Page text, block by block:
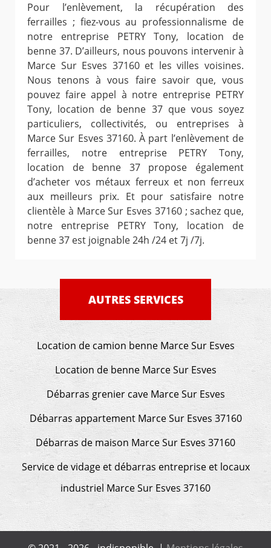
Pour l’enlèvement, la récupération des
ferrailles ; fiez-vous au professionnalisme de
notre entreprise PETRY Tony, location de
benne 37. D’ailleurs, nous pouvons intervenir à
Marce Sur Esves 37160 et les villes voisines.
Nous tenons à vous faire savoir que, vous
pouvez faire appel à notre entreprise PETRY
Tony, location de benne 37 que vous soyez
particuliers, collectivités, ou entreprises à
Marce Sur Esves 37160. À part l’enlèvement de
ferrailles, notre entreprise PETRY Tony,
location de benne 37 propose également
d’acheter vos métaux ferreux et non ferreux
aux meilleurs prix. Et pour satisfaire notre
clientèle à Marce Sur Esves 37160 ; sachez que,
notre entreprise PETRY Tony, location de
benne 37 est joignable 24h /24 et 7j /7j.
AUTRES SERVICES
Location de camion benne Marce Sur Esves
Location de benne Marce Sur Esves
Débarras grenier cave Marce Sur Esves
Débarras appartement Marce Sur Esves 37160
Débarras de maison Marce Sur Esves 37160
Service de vidage et débarras entreprise et locaux
industriel Marce Sur Esves 37160